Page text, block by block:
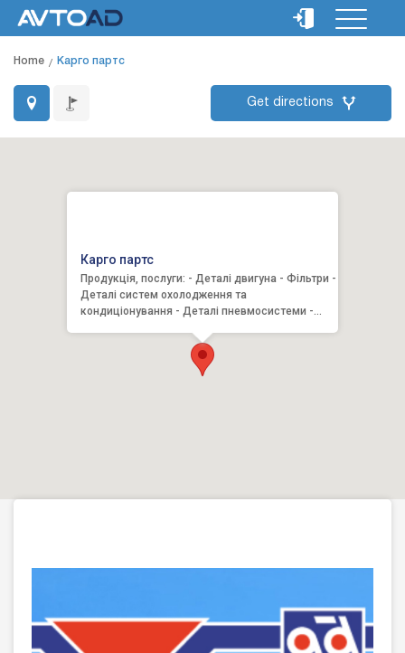
Home Карго партс
Get directions
Карго партс
Продукція, послуги: - Деталі двигуна - Фільтри -
Деталі систем охолодження та
кондиціонування - Деталі пневмосистеми -